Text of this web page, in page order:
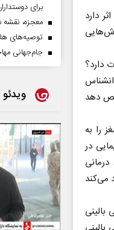
دارد
دارد؟
دهد
را به
در
می‌کند
برای
معجزه،
توصیه‌های
جام‌جهانی
ویدئو